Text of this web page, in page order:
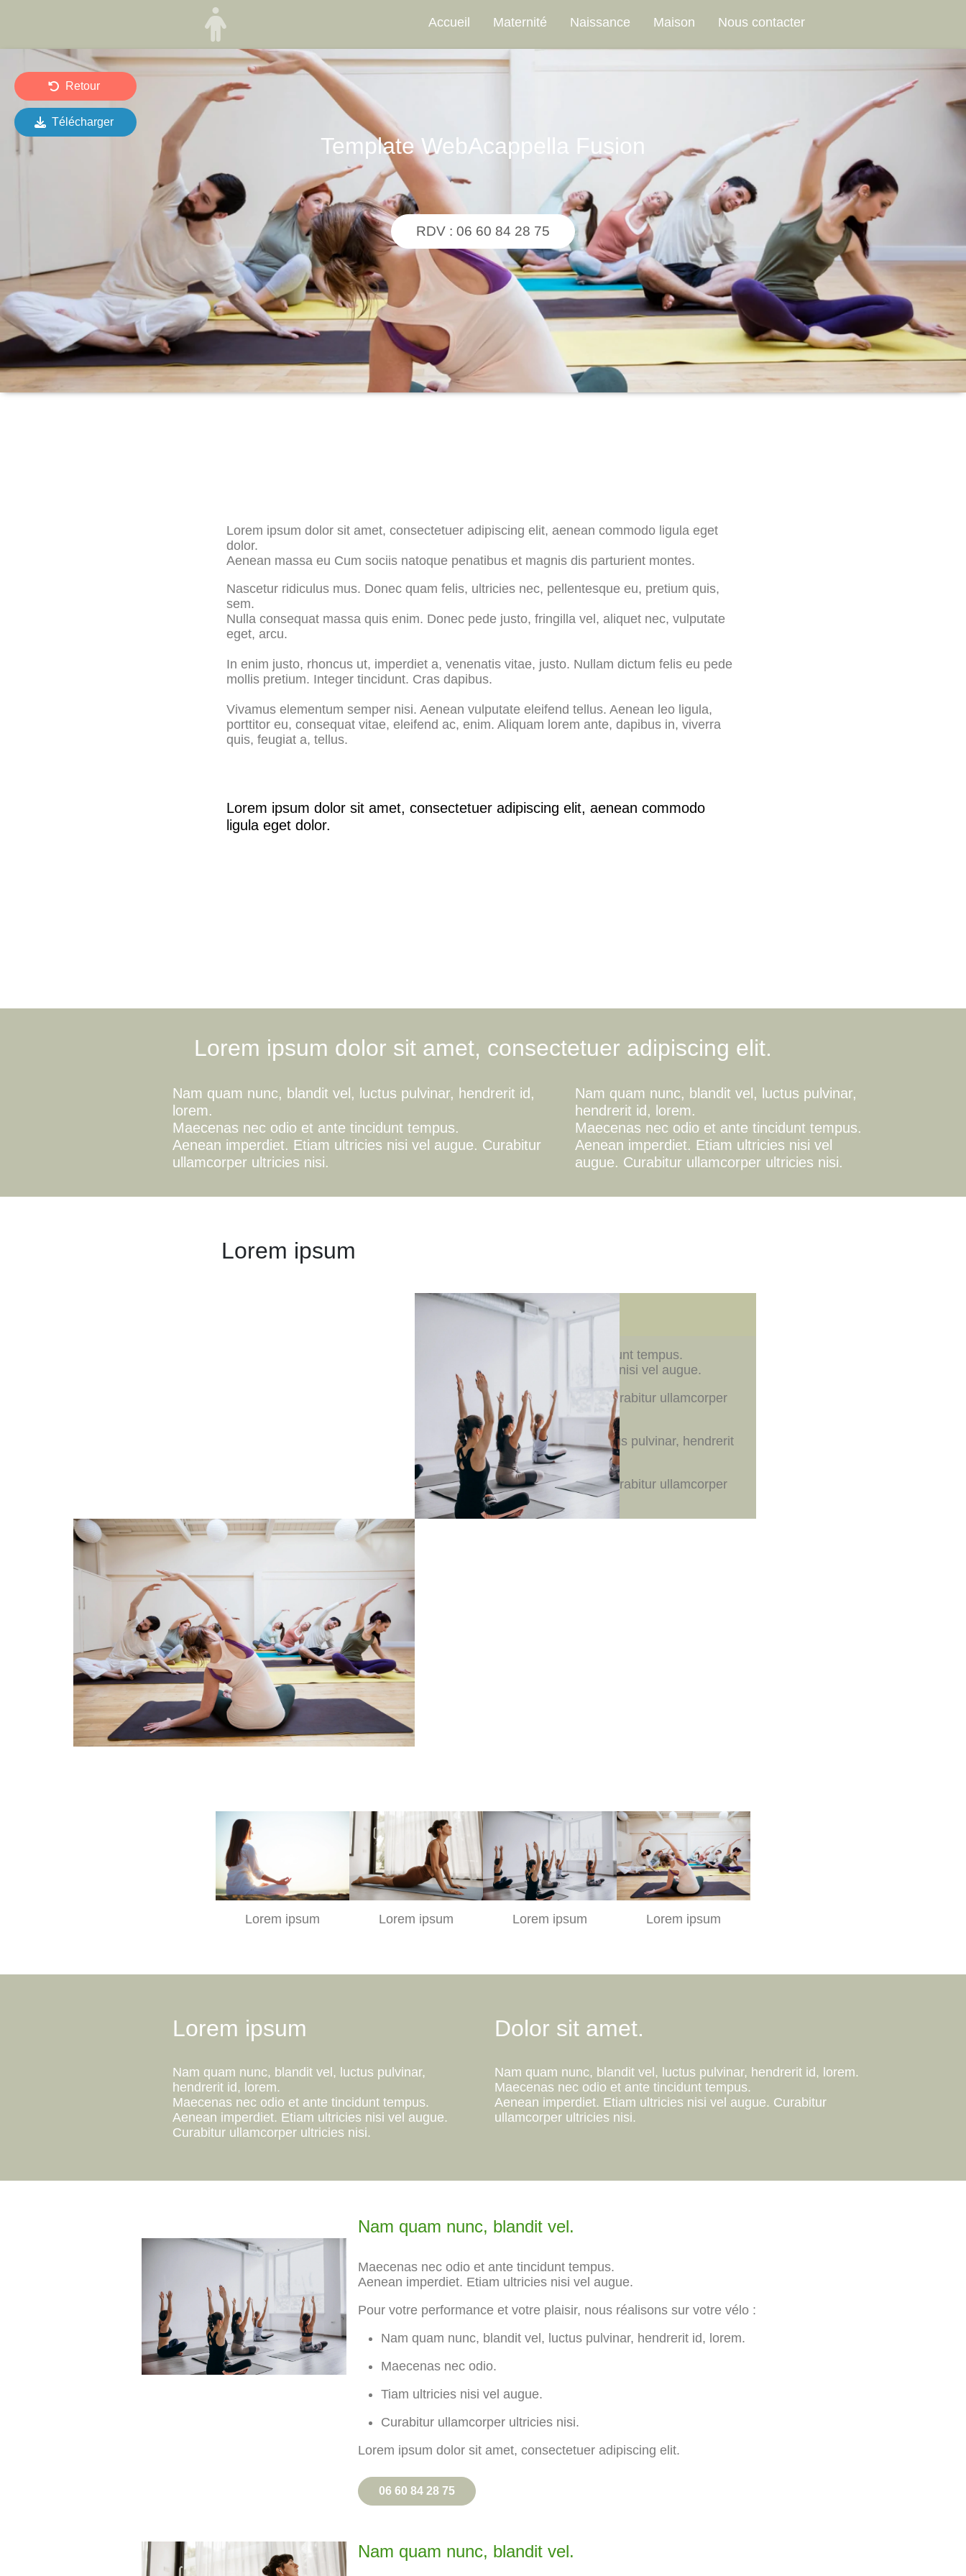
Accueil Maternité Naissance Maison Nous contacter
Retour
Télécharger
Template WebAcappella Fusion
RDV : 06 60 84 28 75
Lorem ipsum dolor sit amet, consectetuer adipiscing elit, aenean commodo ligula eget
dolor.
Aenean massa eu Cum sociis natoque penatibus et magnis dis parturient montes.
Nascetur ridiculus mus. Donec quam felis, ultricies nec, pellentesque eu, pretium quis,
sem.
Nulla consequat massa quis enim. Donec pede justo, fringilla vel, aliquet nec, vulputate
eget, arcu.
In enim justo, rhoncus ut, imperdiet a, venenatis vitae, justo. Nullam dictum felis eu pede
mollis pretium. Integer tincidunt. Cras dapibus.
Vivamus elementum semper nisi. Aenean vulputate eleifend tellus. Aenean leo ligula,
porttitor eu, consequat vitae, eleifend ac, enim. Aliquam lorem ante, dapibus in, viverra
quis, feugiat a, tellus.
Lorem ipsum dolor sit amet, consectetuer adipiscing elit, aenean commodo
ligula eget dolor.
Lorem ipsum dolor sit amet, consectetuer adipiscing elit.
Nam quam nunc, blandit vel, luctus pulvinar, hendrerit id,
lorem.
Maecenas nec odio et ante tincidunt tempus.
Aenean imperdiet. Etiam ultricies nisi vel augue. Curabitur
ullamcorper ultricies nisi.
Nam quam nunc, blandit vel, luctus pulvinar,
hendrerit id, lorem.
Maecenas nec odio et ante tincidunt tempus.
Aenean imperdiet. Etiam ultricies nisi vel
augue. Curabitur ullamcorper ultricies nisi.
Lorem ipsum
Nam quam nunc.
Maecenas nec odio et ante tincidunt tempus.
Aenean imperdiet. Etiam ultricies nisi vel augue.
Tiam ultricies nisi vel augue eu curabitur ullamcorper
ultricies nisi.
Nam quam nunc, blandit vel, luctus pulvinar, hendrerit
id, lorem. Maecenas nec odio.
Tiam ultricies nisi vel augue eu curabitur ullamcorper
ultricies nisi.
Maecenas nec odio et ante
ultricies nisi vel augue.
Tiam ultricies nisi vel augue eu
curabitur ullamcorper ultricies
nisi.
Nam quam nunc.
My button
Lorem ipsum Lorem ipsum Lorem ipsum Lorem ipsum
Lorem ipsum
Nam quam nunc, blandit vel, luctus pulvinar,
hendrerit id, lorem.
Maecenas nec odio et ante tincidunt tempus.
Aenean imperdiet. Etiam ultricies nisi vel augue.
Curabitur ullamcorper ultricies nisi.
Dolor sit amet.
Nam quam nunc, blandit vel, luctus pulvinar, hendrerit id, lorem.
Maecenas nec odio et ante tincidunt tempus.
Aenean imperdiet. Etiam ultricies nisi vel augue. Curabitur
ullamcorper ultricies nisi.
Nam quam nunc, blandit vel.
Maecenas nec odio et ante tincidunt tempus.
Aenean imperdiet. Etiam ultricies nisi vel augue.
Pour votre performance et votre plaisir, nous réalisons sur votre vélo :
Nam quam nunc, blandit vel, luctus pulvinar, hendrerit id, lorem.
Maecenas nec odio.
Tiam ultricies nisi vel augue.
Curabitur ullamcorper ultricies nisi.
Lorem ipsum dolor sit amet, consectetuer adipiscing elit.
06 60 84 28 75
Nam quam nunc, blandit vel.